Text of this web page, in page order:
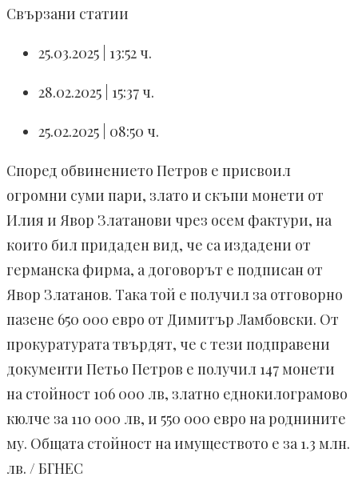
Свързани статии
25.03.2025 | 13:52 ч.
28.02.2025 | 15:37 ч.
25.02.2025 | 08:50 ч.
Според обвинението Петров е присвоил
огромни суми пари, злато и скъпи монети от
Илия и Явор Златанови чрез осем фактури, на
които бил придаден вид, че са издадени от
германска фирма, а договорът е подписан от
Явор Златанов. Така той е получил за отговорно
пазене 650 000 евро от Димитър Ламбовски. От
прокуратурата твърдят, че с тези подправени
документи Петьо Петров е получил 147 монети
на стойност 106 000 лв, златно еднокилограмово
кюлче за 110 000 лв, и 550 000 евро на роднините
му. Общата стойност на имуществото е за 1.3 млн.
лв. / БГНЕС